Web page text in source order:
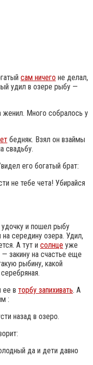
сам ничего не делал,
удил в озере рыбу —
женил. Много собралось у
бедняк. Взял он взаймы
свадьбу.
его богатый брат:
не тебе чета! Убирайся
и пошел рыбу
середину озера. Удил,
А тут и солнце уже
закину на счастье еще
рыбину, какой
ее в торбу запихивать. А
:
назад в озеро.
да и дети давно